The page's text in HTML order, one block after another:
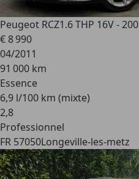
Peugeot RCZ1.6 THP 16V - 200
€ 8 990
04/2011
91 000 km
Essence
6,9 l/100 km (mixte)
2,8
Professionnel
FR 57050Longeville-les-metz